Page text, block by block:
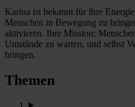
Karina ist bekannt für ihre
Menschen in Bewegung zu
aktivieren. Ihre Mission:
Umstände zu warten, und selbst
bringen.
Themen